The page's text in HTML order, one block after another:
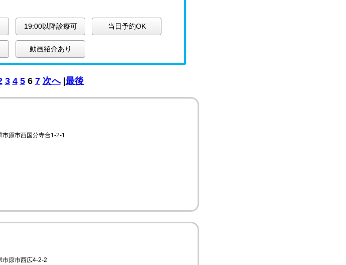
19:00以降診療可 当日予約OK
動画紹介あり
3 4 5 6 7 次へ| 最後
原市西国分寺台1-2-1
市原市西広4-2-2